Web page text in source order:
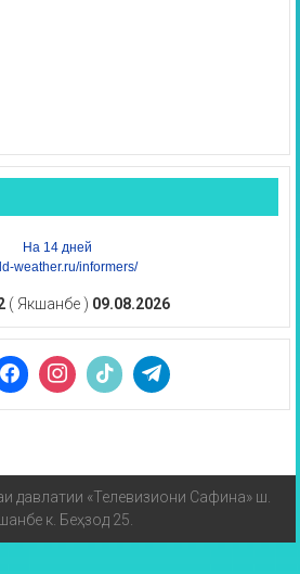
На 14 дней
weather.ru/informers/
( Якшанбе ) 09.08.2026
давлатии «Телевизиони Сафина» ш.
к. Беҳзод 25.